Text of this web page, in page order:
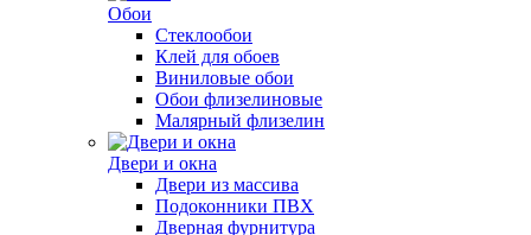
Обои
Стеклообои
Клей для обоев
Виниловые обои
Обои флизелиновые
Малярный флизелин
Двери и окна
Двери из массива
Подоконники ПВХ
Дверная фурнитура